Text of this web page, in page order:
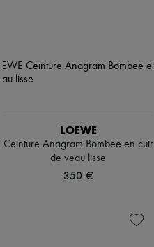
LOEWE
Ceinture Anagram Bombee en cuir
de veau lisse
350 €